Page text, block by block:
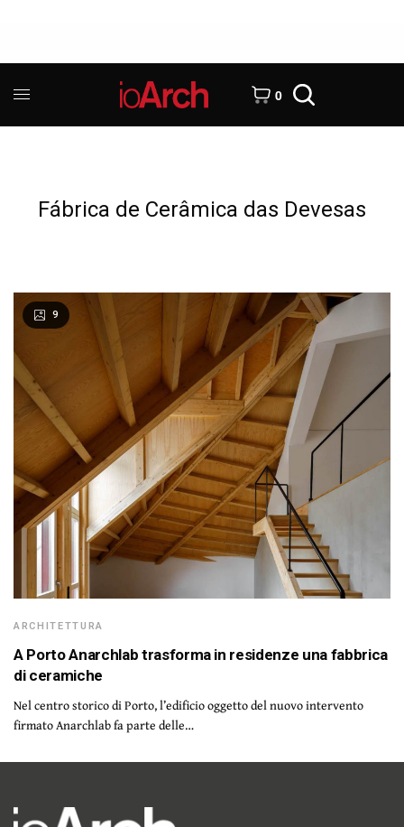
0
Fábrica de Cerâmica das Devesas
9
ARCHITETTURA
A Porto Anarchlab trasforma in residenze una fabbrica
di ceramiche
Nel centro storico di Porto, l’edificio oggetto del nuovo intervento
firmato Anarchlab fa parte delle…